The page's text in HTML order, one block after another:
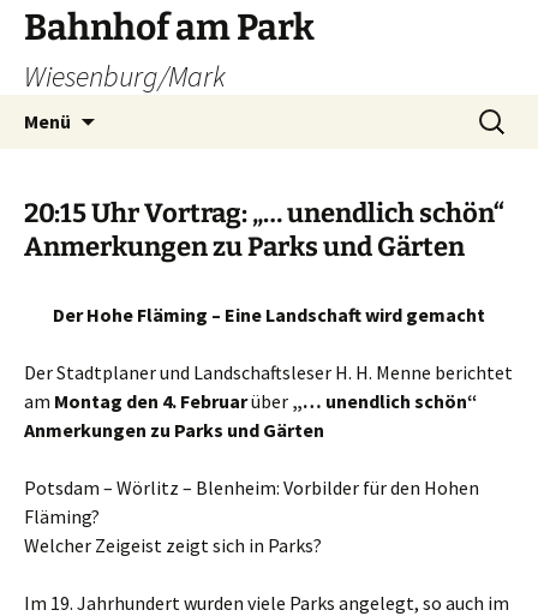
Zum
Inhalt
springen
Bahnhof am Park
Wiesenburg/Mark
Menü
Suchen
nach:
20:15 Uhr Vortrag: „… unendlich schön“
Anmerkungen zu Parks und Gärten
Der Hohe Fläming – Eine Landschaft wird gemacht
Der Stadtplaner und Landschaftsleser H. H. Menne berichtet
am Montag den 4. Februarüber „… unendlich schön“
Anmerkungen zu Parks und Gärten
Potsdam – Wörlitz – Blenheim: Vorbilder für den Hohen
Fläming?
Welcher Zeigeist zeigt sich in Parks?
Im 19. Jahrhundert wurden viele Parks angelegt, so auch im